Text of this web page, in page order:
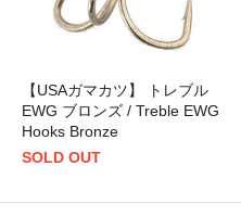
【USAガマカツ】 トレブル
EWG ブロンズ / Treble EWG
Hooks Bronze
SOLD OUT